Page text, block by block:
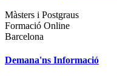
Màsters i Postgraus
Formació Online
Barcelona
Demana'ns Informació